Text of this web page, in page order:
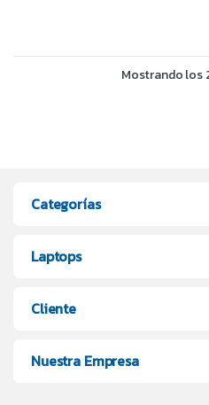
Mostrando los
Categorías
Laptops
Cliente
Nuestra Empresa